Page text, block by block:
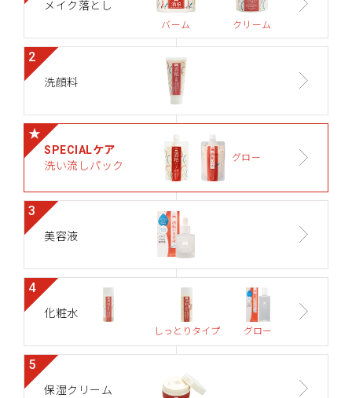
メイク落とし
バーム クリーム
2
洗顔料
★
SPECIALケア
洗い流しパック
グロー
3
美容液
4
化粧水
しっとりタイプ グロー
5
保湿クリーム